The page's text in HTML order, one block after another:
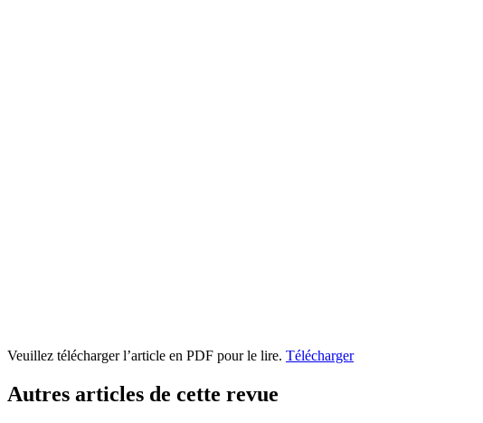
Veuillez télécharger l’article en PDF pour le lire. Télécharger
Autres articles de cette revue